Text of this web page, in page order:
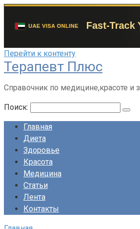
Перейти к контенту
Терапевт Плюс
Справочник по медицине,красоте и
Поиск:
Главная
Диета
Здоровье
Красота
Медицина
Статьи
Лента
Контакты